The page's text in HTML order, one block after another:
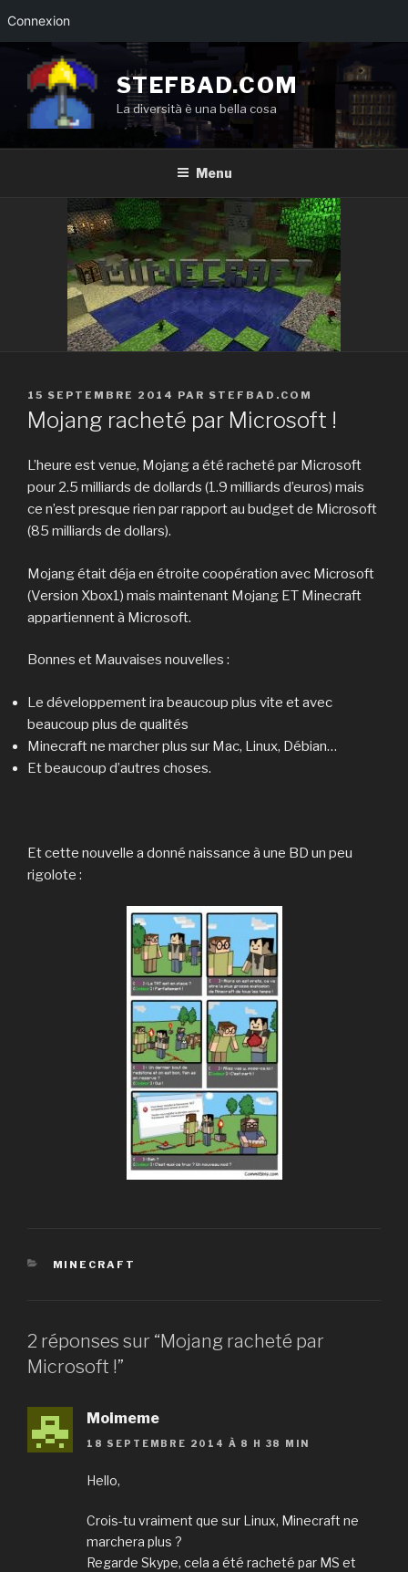
Connexion
contenu
principal
STEFBAD.COM
La diversità è una bella cosa
Menu
PUBLIÉ
LE
15 SEPTEMBRE 2014 PAR STEFBAD.COM
Mojang racheté par Microsoft !
L’heure est venue, Mojang a été racheté par Microsoft
pour 2.5 milliards de dollards (1.9 milliards d’euros) mais
ce n’est presque rien par rapport au budget de Microsoft
(85 milliards de dollars).
Mojang était déja en étroite coopération avec Microsoft
(Version Xbox1) mais maintenant Mojang ET Minecraft
appartiennent à Microsoft.
Bonnes et Mauvaises nouvelles :
Le développement ira beaucoup plus vite et avec
beaucoup plus de qualités
Minecraft ne marcher plus sur Mac, Linux, Débian…
Et beaucoup d’autres choses.
Et cette nouvelle a donné naissance à une BD un peu
rigolote :
CATÉGORIES
MINECRAFT
2 réponses sur “Mojang racheté par
Microsoft !”
Moimeme
18 SEPTEMBRE 2014 À 8 H 38 MIN
Hello,
Crois-tu vraiment que sur Linux, Minecraft ne
marchera plus ?
Regarde Skype, cela a été racheté par MS et